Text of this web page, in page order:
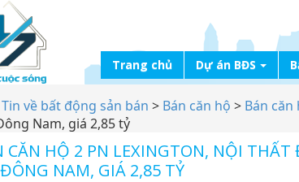
Trang chủ Dự án BĐS
Tin về bất động sản bán > Bán căn hộ > Bán căn
Nam, giá 2,85 tỷ
CĂN HỘ 2 PN LEXINGTON, NỘI
NAM, GIÁ 2,85 TỶ